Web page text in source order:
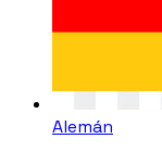
Alemán